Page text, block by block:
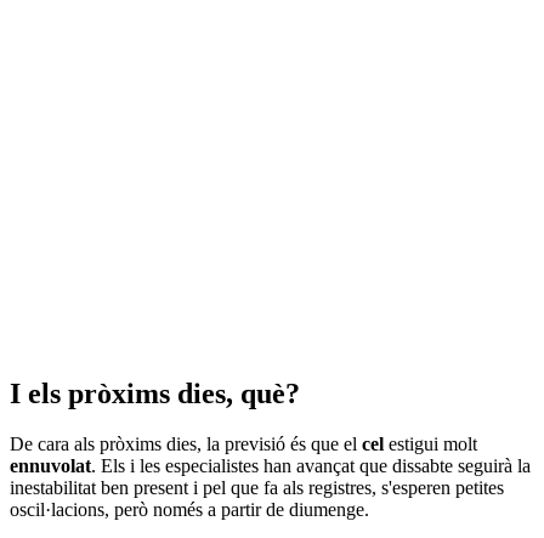
I els pròxims dies, què?
De cara als pròxims dies, la previsió és que el cel estigui molt
ennuvolat. Els i les especialistes han avançat que dissabte seguirà la
inestabilitat ben present i pel que fa als registres, s'esperen petites
oscil·lacions, però només a partir de diumenge.